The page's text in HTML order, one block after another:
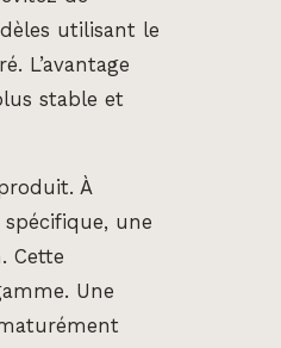
utilisant le
L’avantage
stable et
À
une
Cette
Une